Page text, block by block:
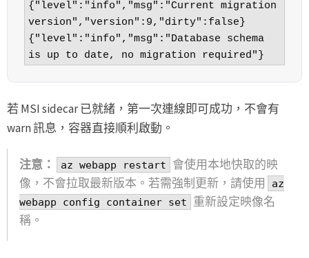
{"level":"info","msg":"Current migration
version","version":9,"dirty":false}
{"level":"info","msg":"Database schema
is up to date, no migration required"}
若 MSI sidecar 已就緒，第一次連線即可成功，不會有
warn 訊息，容器直接順利啟動。
注意： az webapp restart
會使用本地快取的映
像，不會拉取最新版本。若需強制更新，請使用
az
webapp config container set
重新設定映像名
稱。